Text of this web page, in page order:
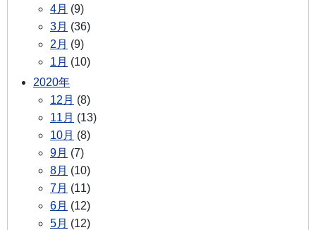
4月 (9)
3月 (36)
2月 (9)
1月 (10)
2020年
12月 (8)
11月 (13)
10月 (8)
9月 (7)
8月 (10)
7月 (11)
6月 (12)
5月 (12)